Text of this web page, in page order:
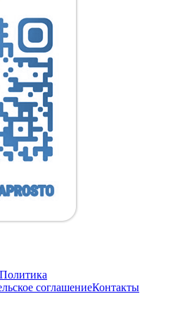
Политика
соглашениеКонтакты